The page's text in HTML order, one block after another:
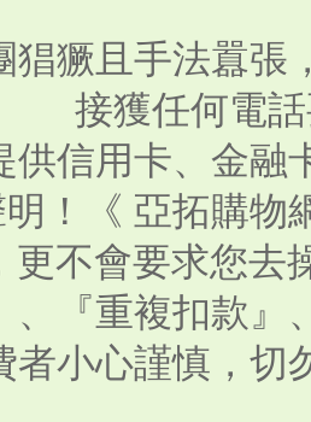
猖獗且手法囂張
接獲任何電
供信用卡、金融
！《 亞拓購物
更不會要求您去
、『重複扣款
者小心謹慎，切